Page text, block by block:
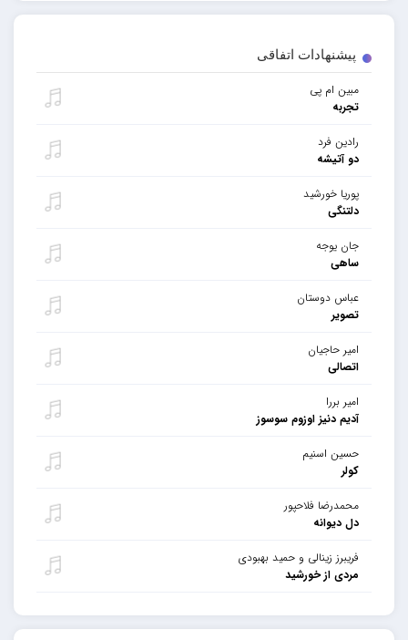
پیشنهادات اتفاقی
مبین ام پی
تجربه
رادین فرد
دو آتیشه
پوریا خورشید
دلتنگی
جان یوجه
ساهی
عباس دوستان
تصویر
امیر حاجیان
اتصالی
امیر بررا
آدیم دنیز اوزوم سوسوز
حسین اسنیم
کولر
محمدرضا فلاحپور
دل دیوانه
فریبرز زینالی و حمید بهبودی
مردی از خورشید